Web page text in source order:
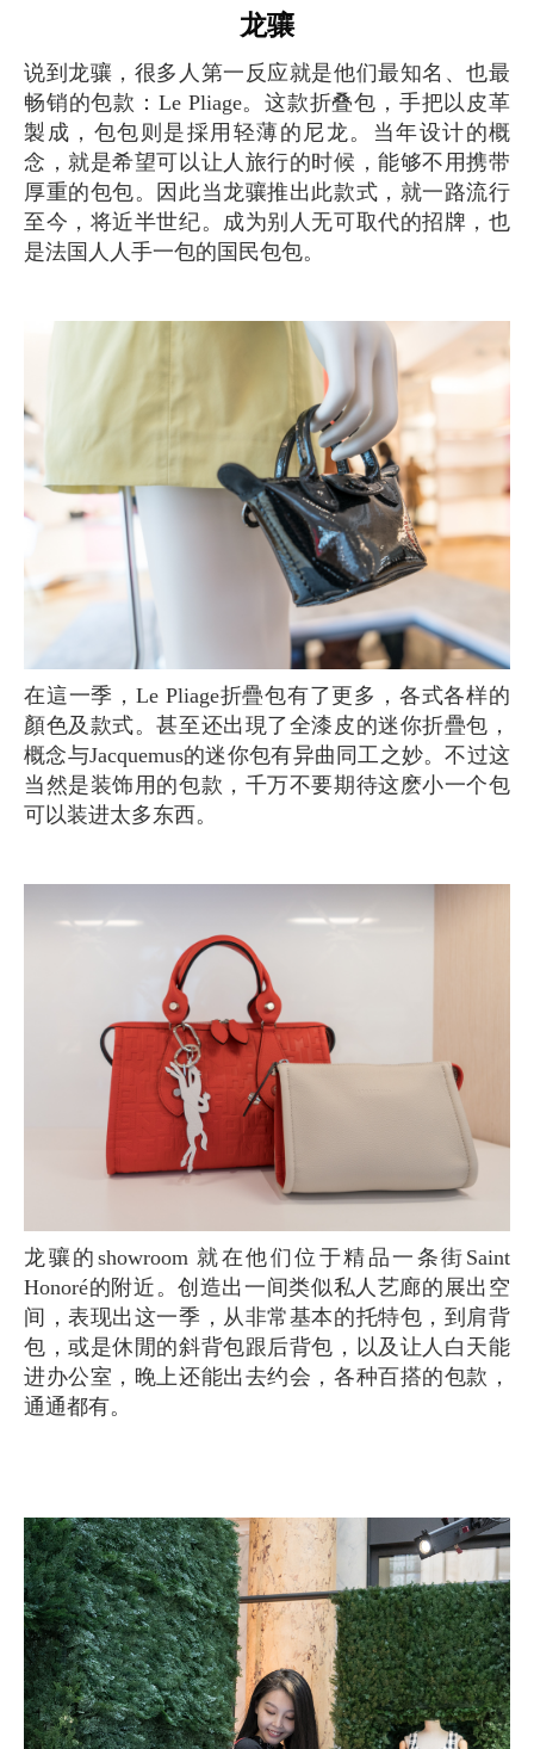
龙骧
说到龙骧，很多人第一反应就是他们最知名、也最
畅销的包款：Le Pliage。这款折叠包，手把以皮革
製成，包包则是採用轻薄的尼龙。当年设计的概
念，就是希望可以让人旅行的时候，能够不用携带
厚重的包包。因此当龙骧推出此款式，就一路流行
至今，将近半世纪。成为别人无可取代的招牌，也
是法国人人手一包的国民包包。
在這一季，Le Pliage折疊包有了更多，各式各样的
顏色及款式。甚至还出現了全漆皮的迷你折疊包，
概念与Jacquemus的迷你包有异曲同工之妙。不过这
当然是装饰用的包款，千万不要期待这麽小一个包
可以装进太多东西。
龙骧的showroom 就在他们位于精品一条街Saint
Honoré的附近。创造出一间类似私人艺廊的展出空
间，表现出这一季，从非常基本的托特包，到肩背
包，或是休閒的斜背包跟后背包，以及让人白天能
进办公室，晚上还能出去约会，各种百搭的包款，
通通都有。